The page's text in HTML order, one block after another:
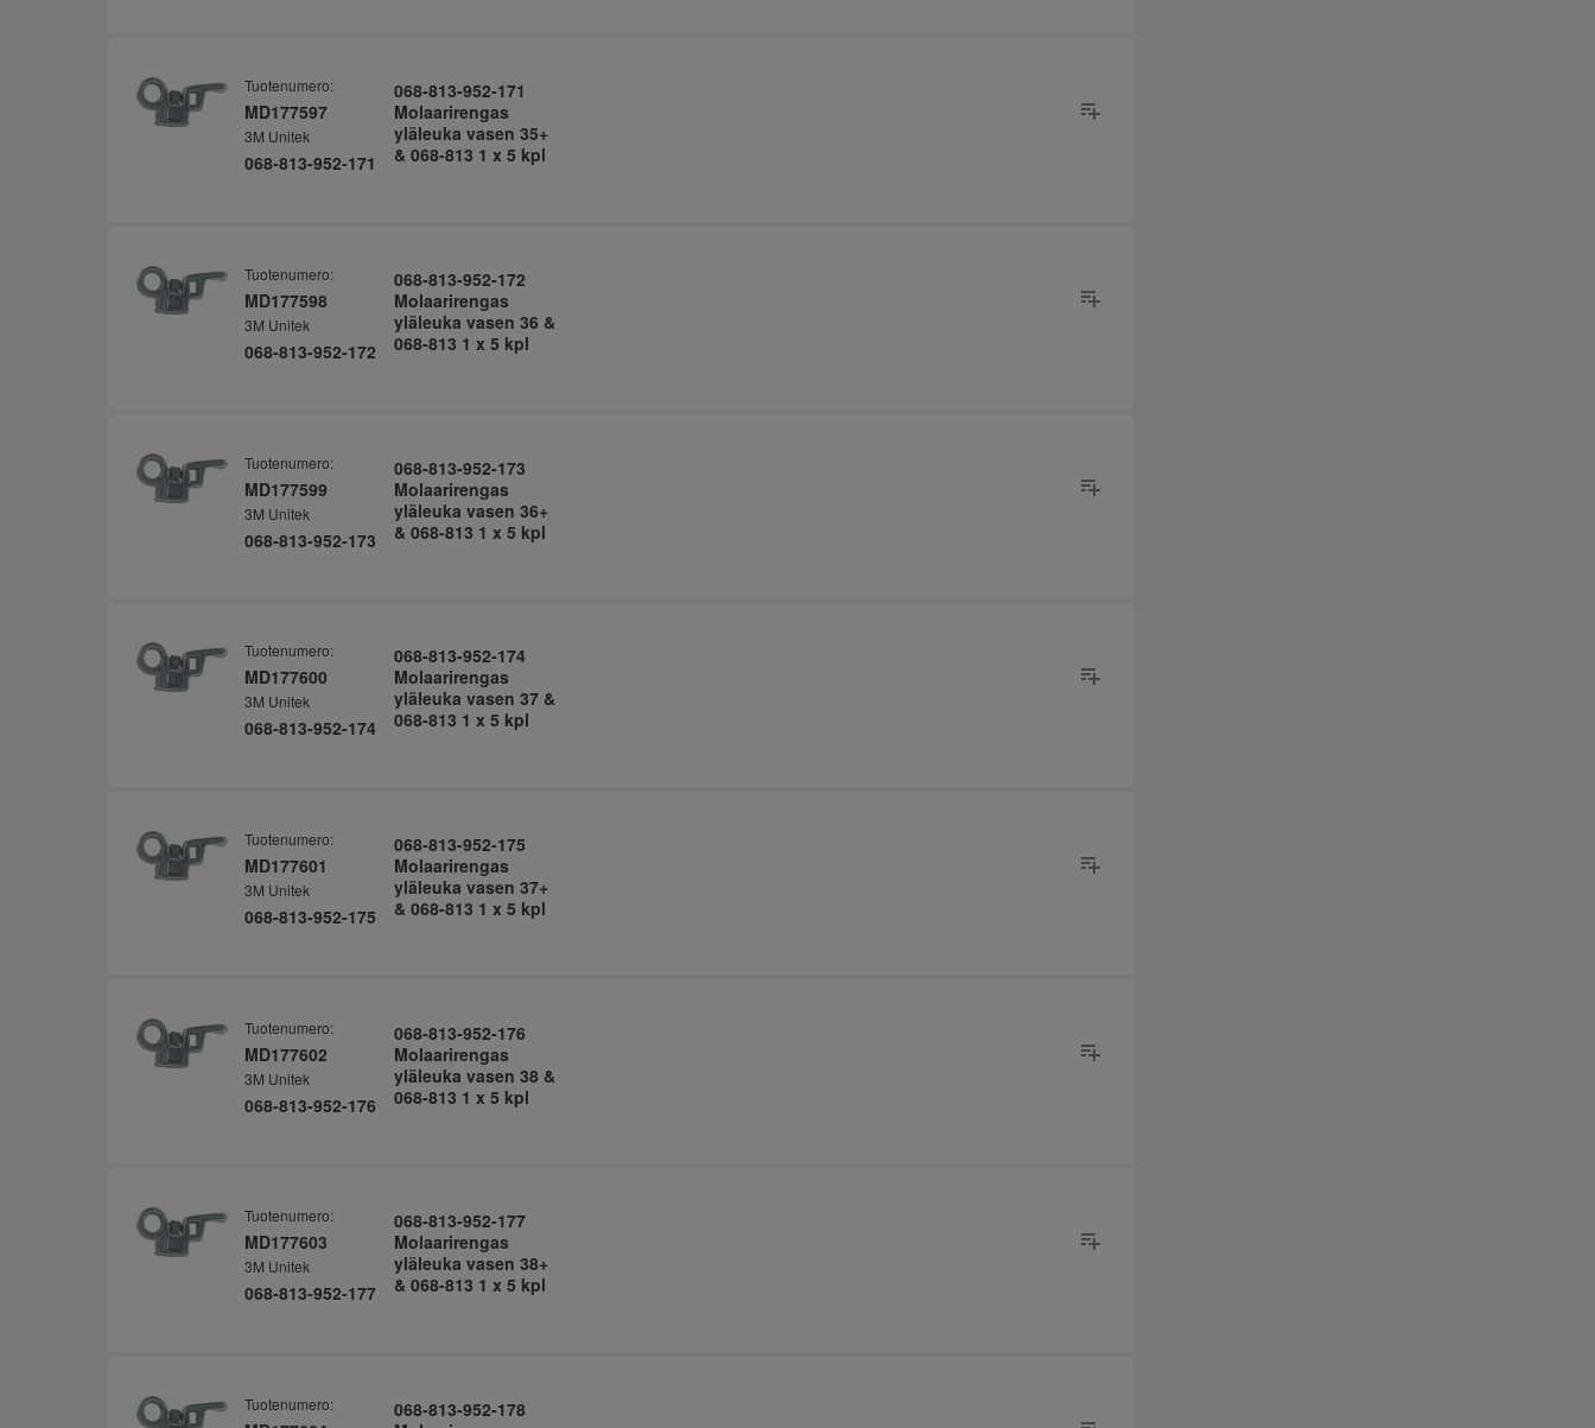
Tuotenumero:
MD177597
3M Unitek
068-813-952-171
068-813-952-171
Molaarirengas
yläleuka vasen 35+
& 068-813 1 x 5 kpl
Tuotenumero:
MD177598
3M Unitek
068-813-952-172
068-813-952-172
Molaarirengas
yläleuka vasen 36 &
068-813 1 x 5 kpl
Tuotenumero:
MD177599
3M Unitek
068-813-952-173
068-813-952-173
Molaarirengas
yläleuka vasen 36+
& 068-813 1 x 5 kpl
Tuotenumero:
MD177600
3M Unitek
068-813-952-174
068-813-952-174
Molaarirengas
yläleuka vasen 37 &
068-813 1 x 5 kpl
Tuotenumero:
MD177601
3M Unitek
068-813-952-175
068-813-952-175
Molaarirengas
yläleuka vasen 37+
& 068-813 1 x 5 kpl
Tuotenumero:
MD177602
3M Unitek
068-813-952-176
068-813-952-176
Molaarirengas
yläleuka vasen 38 &
068-813 1 x 5 kpl
Tuotenumero:
MD177603
3M Unitek
068-813-952-177
068-813-952-177
Molaarirengas
yläleuka vasen 38+
& 068-813 1 x 5 kpl
Tuotenumero:
068-813-952-178